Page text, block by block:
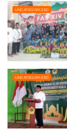
UNCATEGORIZED
UNCATEGORIZED